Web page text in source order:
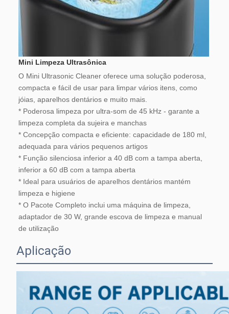
Mini Limpeza Ultrasônica
O Mini Ultrasonic Cleaner oferece uma solução poderosa,
compacta e fácil de usar para limpar vários itens, como
jóias, aparelhos dentários e muito mais.
* Poderosa limpeza por ultra-som de 45 kHz - garante a
limpeza completa da sujeira e manchas
* Concepção compacta e eficiente: capacidade de 180 ml,
adequada para vários pequenos artigos
* Função silenciosa inferior a 40 dB com a tampa aberta,
inferior a 60 dB com a tampa aberta
* Ideal para usuários de aparelhos dentários mantém
limpeza e higiene
* O Pacote Completo inclui uma máquina de limpeza,
adaptador de 30 W, grande escova de limpeza e manual
de utilização
Aplicação